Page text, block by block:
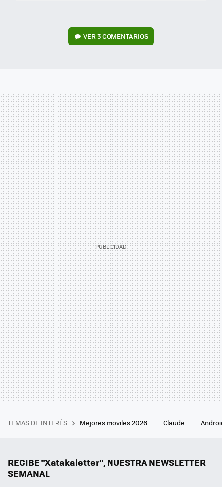
VER3 COMENTARIOS
TEMAS DE INTERÉS Mejores moviles 2026 Claude
RECIBE "Xatakaletter", NUESTRA NEWSLETTER
SEMANAL